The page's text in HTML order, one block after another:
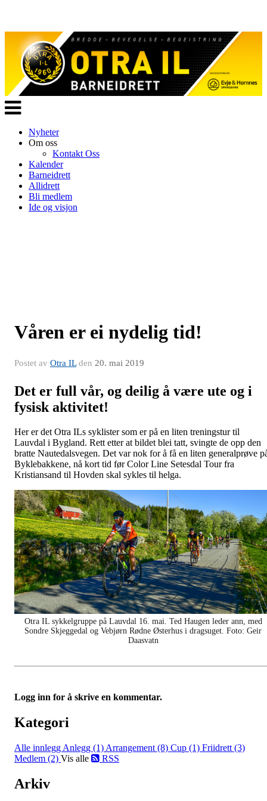
Veksle
navigasjon
Nyheter
Om oss
Kontakt Oss
Kalender
Barneidrett
Allidrett
Bli medlem
Ide og visjon
Våren er ei nydelig tid!
Postet av Otra ILden 20. mai 2019
Det er full vår, og deilig å være ute og i
fysisk aktivitet!
Her er det Otra ILs syklister som er på en liten treningstur til
Lauvdal i Bygland. Rett etter at bildet blei tatt, svingte de opp den
bratte Nautedalsvegen. Det var nok for å få en liten generalprøve
Byklebakkene, nå kort tid før Color Line Setesdal Tour fra
Kristiansand til Hovden skal sykles til helga.
Otra IL sykkelgruppe på Lauvdal 16. mai. Ted Haugen leder ann, med
Sondre Skjeggedal og Vebjørn Rødne Østerhus i dragsuget. Foto: Geir
Daasvatn
Logg inn for å skrive en kommentar.
Kategori
Alle innlegg Anlegg (1) Arrangement (8) Cup (1) Friidrett (3)
Medlem (2) Vis alle RSS
Arkiv